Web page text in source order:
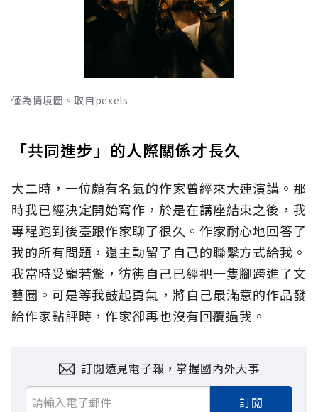
僅為情境圖。取自pexels
「共同進步」的人際關係才長久
大二時，一位頗有名氣的作家曾經來大連演講。那
時我已經決定開始寫作，於是在講座結束之後，我
專程跑到後臺跟作家聊了很久。作家耐心地回答了
我的所有問題，還主動留了自己的聯繫方式給我。
我當時受寵若驚，彷彿自己已經把一隻腳跨進了文
藝圈。可是等我鼓起勇氣，將自己最滿意的作品發
給作家點評時，作家卻再也沒有回覆過我。
訂閱遠見電子報，掌握國內外大事
訂閱